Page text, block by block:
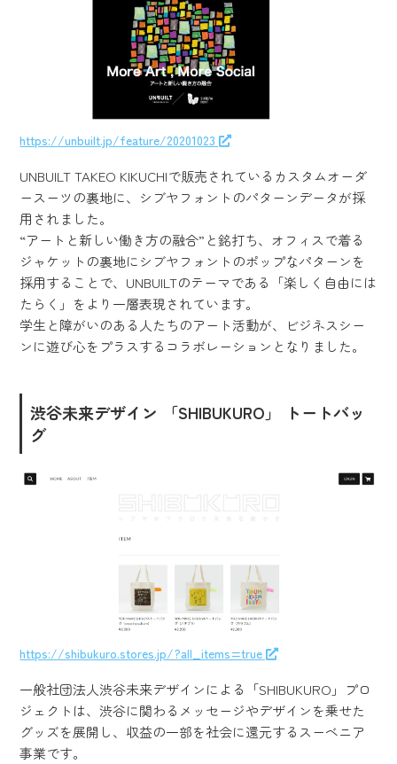
https://unbuilt.jp/feature/20201023
UNBUILT TAKEO KIKUCHIで販売されているカスタムオーダ
ースーツの裏地に、シブヤフォントのパターンデータが採
用されました。
“アートと新しい働き方の融合”と銘打ち、オフィスで着る
ジャケットの裏地にシブヤフォントのポップなパターンを
採用することで、UNBUILTのテーマである「楽しく自由には
たらく」をより一層表現されています。
学生と障がいのある人たちのアート活動が、ビジネスシー
ンに遊び心をプラスするコラボレーションとなりました。
渋谷未来デザイン 「SHIBUKURO」 トートバッ
グ
https://shibukuro.stores.jp/?all_items=true
一般社団法人渋谷未来デザインによる「SHIBUKURO」プロ
ジェクトは、渋谷に関わるメッセージやデザインを乗せた
グッズを展開し、収益の一部を社会に還元するスーベニア
事業です。